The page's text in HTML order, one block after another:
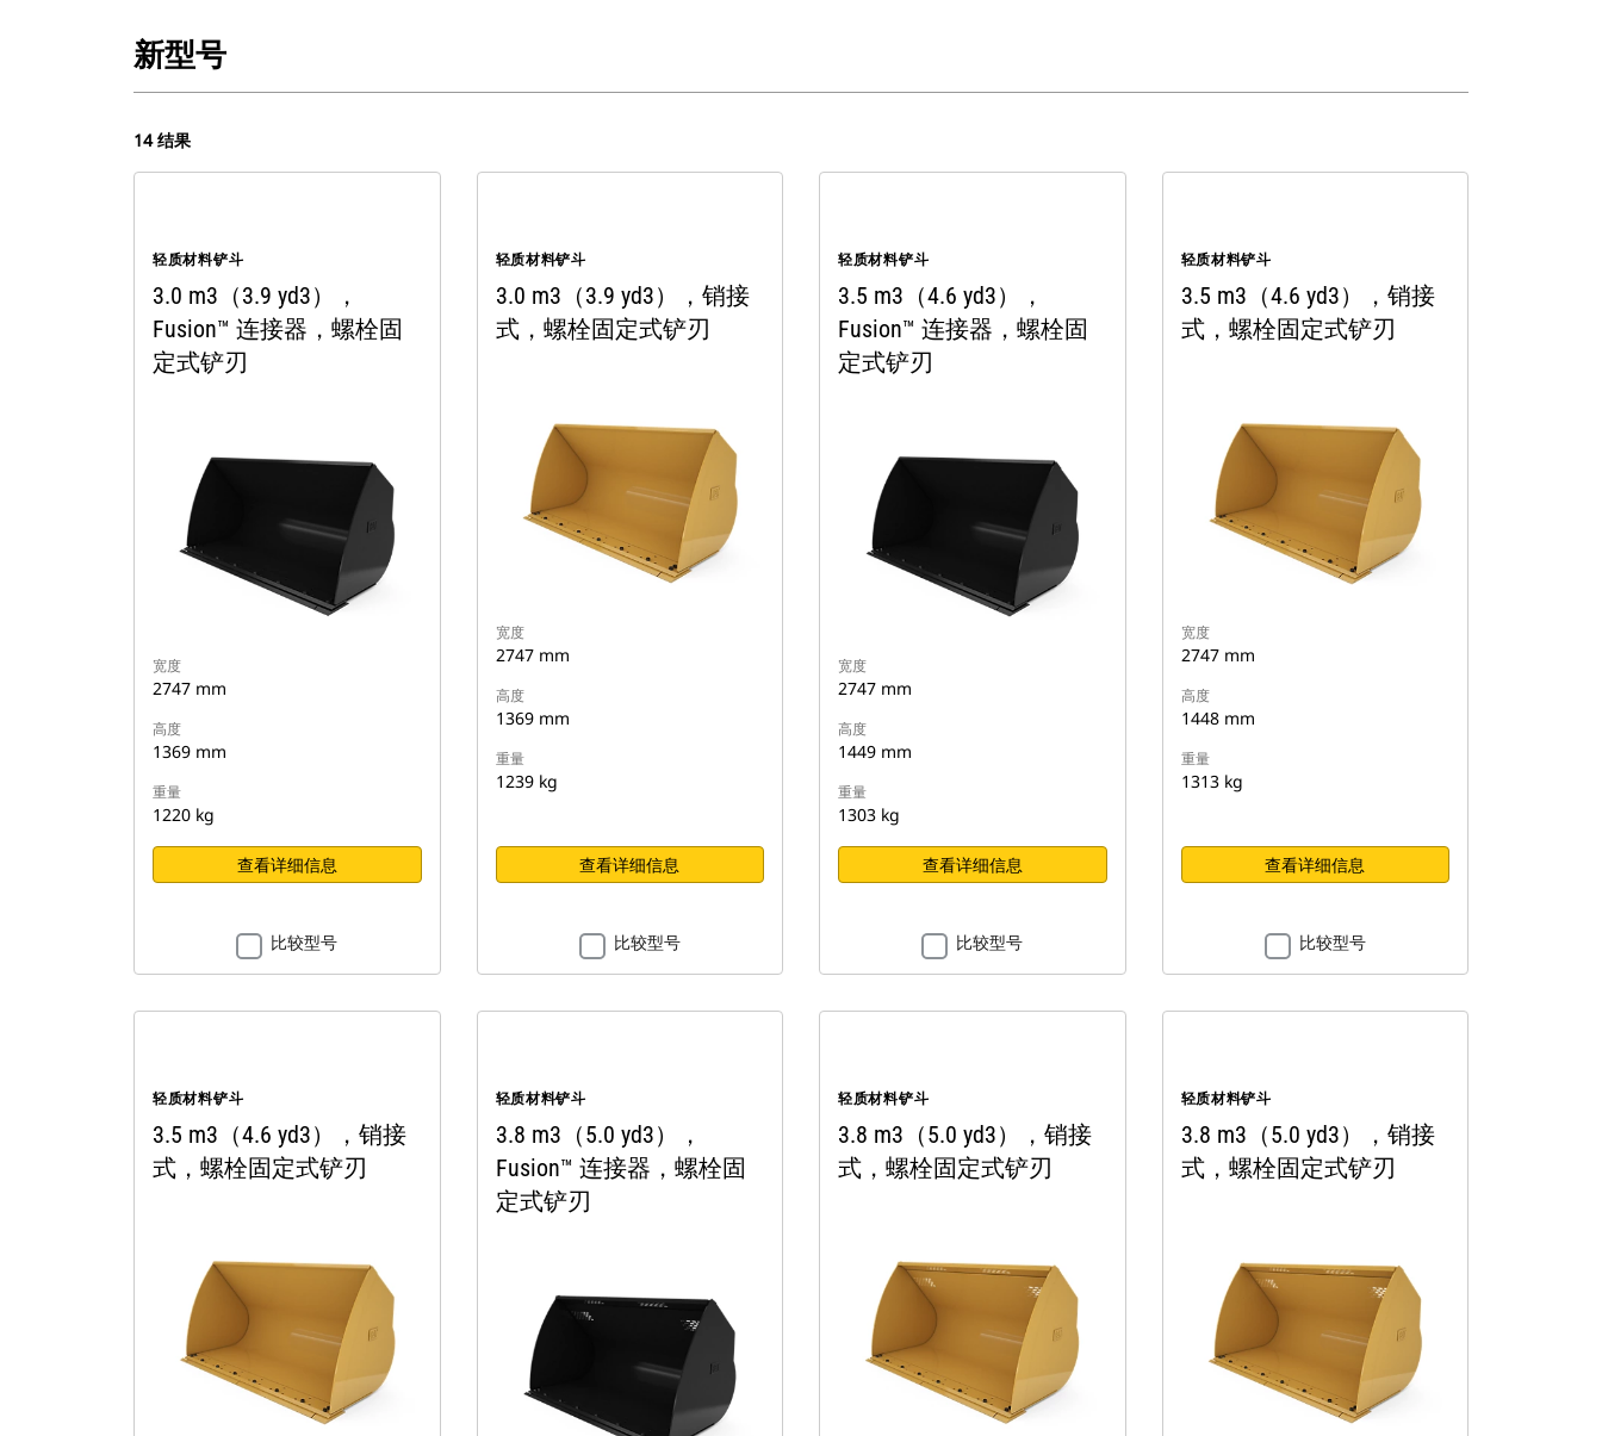
新型号
14 结果
轻质材料铲斗
3.0 m3（3.9 yd3），
Fusion™ 连接器，螺栓固
定式铲刃
宽度
2747 mm
高度
1369 mm
重量
1220 kg
查看详细信息
比较型号
轻质材料铲斗
3.0 m3（3.9 yd3），销接
式，螺栓固定式铲刃
宽度
2747 mm
高度
1369 mm
重量
1239 kg
查看详细信息
比较型号
轻质材料铲斗
3.5 m3（4.6 yd3），
Fusion™ 连接器，螺栓固
定式铲刃
宽度
2747 mm
高度
1449 mm
重量
1303 kg
查看详细信息
比较型号
轻质材料铲斗
3.5 m3（4.6 yd3），销接
式，螺栓固定式铲刃
宽度
2747 mm
高度
1448 mm
重量
1313 kg
查看详细信息
比较型号
轻质材料铲斗
3.5 m3（4.6 yd3），销接
式，螺栓固定式铲刃
轻质材料铲斗
3.8 m3（5.0 yd3），
Fusion™ 连接器，螺栓固
定式铲刃
轻质材料铲斗
3.8 m3（5.0 yd3），销接
式，螺栓固定式铲刃
轻质材料铲斗
3.8 m3（5.0 yd3），销接
式，螺栓固定式铲刃